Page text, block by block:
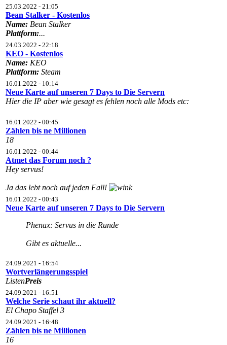
25.03.2022 - 21:05
Bean Stalker - Kostenlos
Name: Bean Stalker
Plattform:...
24.03.2022 - 22:18
KEO - Kostenlos
Name: KEO
Plattform: Steam
16.01.2022 - 10:14
Neue Karte auf unseren 7 Days to Die Servern
Hier die IP aber wie gesagt es fehlen noch alle Mods etc:
16.01.2022 - 00:45
Zählen bis ne Millionen
18
16.01.2022 - 00:44
Atmet das Forum noch ?
Hey servus!
Ja das lebt noch auf jeden Fall!
16.01.2022 - 00:43
Neue Karte auf unseren 7 Days to Die Servern
Phenax: Servus in die Runde
Gibt es aktuelle...
24.09.2021 - 16:54
Wortverlängerungsspiel
ListenPreis
24.09.2021 - 16:51
Welche Serie schaut ihr aktuell?
El Chapo Staffel 3
24.09.2021 - 16:48
Zählen bis ne Millionen
16